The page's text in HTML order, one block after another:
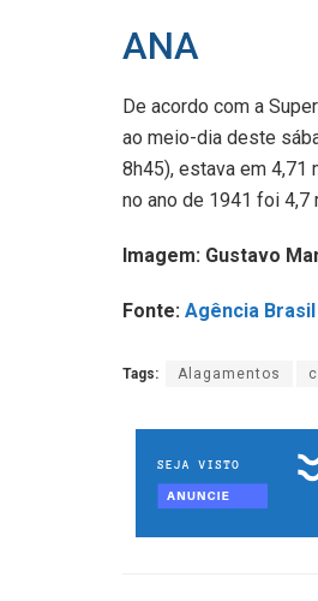
ANA
De acordo com a
ao meio-dia deste
8h45), estava em 4,71
no ano de 1941 foi 4,7
Imagem: Gustavo
Fonte: Agência Brasil
Tags: Alagamentos